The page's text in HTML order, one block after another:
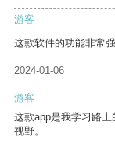
游客
这款软件的功能非常
2024-01-06
游客
这款app是我学习路
视野。